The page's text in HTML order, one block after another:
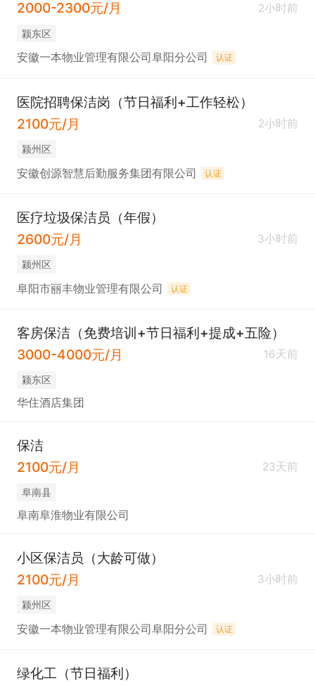
2000-2300元/月 2小时前
颍东区
安徽一本物业管理有限公司阜阳分公司 认证
医院招聘保洁岗（节日福利+工作轻松）
2100元/月
2小时前
颍州区
安徽创源智慧后勤服务集团有限公司 认证
医疗垃圾保洁员（年假）
2600元/月
3小时前
颍州区
阜阳市丽丰物业管理有限公司 认证
客房保洁（免费培训+节日福利+提成+五险）
3000-4000元/月
16天前
颍东区
华住酒店集团
保洁
2100元/月
23天前
阜南县
阜南阜淮物业有限公司
小区保洁员（大龄可做）
2100元/月
3小时前
颍州区
安徽一本物业管理有限公司阜阳分公司 认证
绿化工（节日福利）